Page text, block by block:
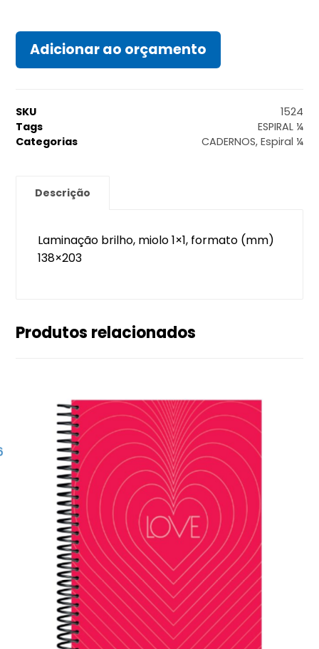
Adicionar ao orçamento
SKU
1524
Tags
ESPIRAL ¼
Categorias
CADERNOS, Espiral ¼
Descrição
Laminação brilho, miolo 1×1, formato (mm)
138×203
Produtos relacionados